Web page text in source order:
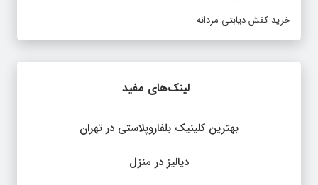
خرید کفش دیابتی مردانه
لینک‌های مفید
بهترین کلینیک بلفاروپلاستی در تهران
دیالیز در منزل